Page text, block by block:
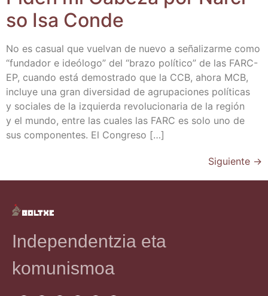
so Isa Conde
No es casual que vuel­van de nue­vo a seña­li­zar­me como
“fun­da­dor e ideó­lo­go” del “bra­zo polí­ti­co” de las FARC-
EP, cuan­do está demos­tra­do que la CCB, aho­ra MCB,
inclu­ye una gran diver­si­dad de agru­pa­cio­nes polí­ti­cas
y socia­les de la izquier­da revo­lu­cio­na­ria de la región
y el mun­do, entre las cua­les las FARC es solo uno de
sus com­po­nen­tes. El Congreso […]
Siguiente →
Independentzia eta
komunismoa